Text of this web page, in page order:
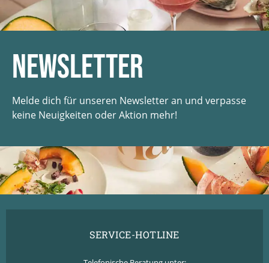
Newsletter
Melde dich für unseren Newsletter an und verpasse
keine Neuigkeiten oder Aktion mehr!
SERVICE-HOTLINE